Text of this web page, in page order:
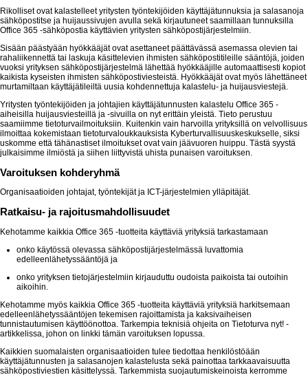
Rikolliset ovat kalastelleet yritysten työntekijöiden käyttäjätunnuksia ja salasanoja
sähköpostitse ja huijaussivujen avulla sekä kirjautuneet saamillaan tunnuksilla
Office 365 -sähköpostia käyttävien yritysten sähköpostijärjestelmiin.
Sisään päästyään hyökkääjät ovat asettaneet päättävässä asemassa olevien tai
rahaliikennettä tai laskuja käsittelevien ihmisten sähköpostitileille sääntöjä, joiden
vuoksi yrityksen sähköpostijärjestelmä lähettää hyökkääjille automaattisesti kopiot
kaikista kyseisten ihmisten sähköpostiviesteistä. Hyökkääjät ovat myös lähettäneet
murtamiltaan käyttäjätileiltä uusia kohdennettuja kalastelu- ja huijausviestejä.
Yritysten työntekijöiden ja johtajien käyttäjätunnusten kalastelu Office 365 -
aiheisilla huijausviesteillä ja -sivuilla on nyt erittäin yleistä. Tieto perustuu
saamiimme tietoturvailmoituksiin. Kuitenkin vain harvoilla yrityksillä on velvollisuus
ilmoittaa kokemistaan tietoturvaloukkauksista Kyberturvallisuuskeskukselle, siksi
uskomme että tähänastiset ilmoitukset ovat vain jäävuoren huippu. Tästä syystä
julkaisimme ilmiöstä ja siihen liittyvistä uhista punaisen varoituksen.
Varoituksen kohderyhmä
Organisaatioiden johtajat, työntekijät ja ICT-järjestelmien ylläpitäjät.
Ratkaisu- ja rajoitusmahdollisuudet
Kehotamme kaikkia Office 365 -tuotteita käyttäviä yrityksiä tarkastamaan
onko käytössä olevassa sähköpostijärjestelmässä luvattomia
edelleenlähetyssääntöjä ja
onko yrityksen tietojärjestelmiin kirjauduttu oudoista paikoista tai outoihin
aikoihin.
Kehotamme myös kaikkia Office 365 -tuotteita käyttäviä yrityksiä harkitsemaan
edelleenlähetyssääntöjen tekemisen rajoittamista ja kaksivaiheisen
tunnistautumisen käyttöönottoa. Tarkempia teknisiä ohjeita on Tietoturva nyt! -
artikkelissa, johon on linkki tämän varoituksen lopussa.
Kaikkien suomalaisten organisaatioiden tulee tiedottaa henkilöstöään
käyttäjätunnusten ja salasanojen kalastelusta sekä painottaa tarkkaavaisuutta
sähköpostiviestien käsittelyssä. Tarkemmista suojautumiskeinoista kerromme